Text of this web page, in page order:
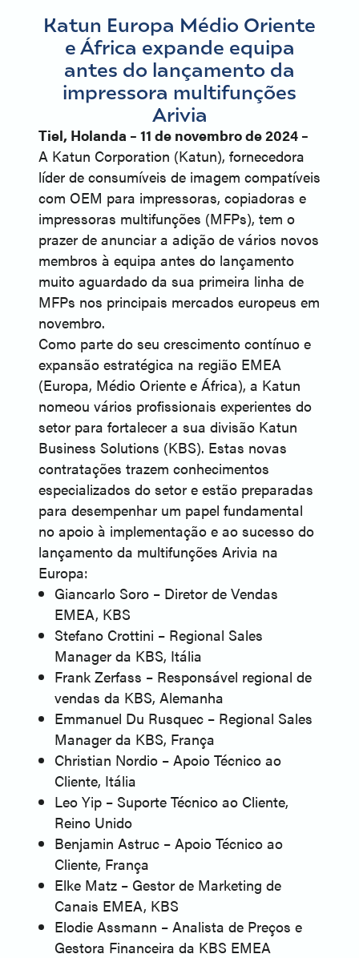
Katun Europa Médio Oriente
e África expande equipa
antes do lançamento da
impressora multifunções
Arivia
Tiel, Holanda – 11 de novembro de 2024 –
A Katun Corporation (Katun), fornecedora
líder de consumíveis de imagem compatíveis
com OEM para impressoras, copiadoras e
impressoras multifunções (MFPs), tem o
prazer de anunciar a adição de vários novos
membros à equipa antes do lançamento
muito aguardado da sua primeira linha de
MFPs nos principais mercados europeus em
novembro.
Como parte do seu crescimento contínuo e
expansão estratégica na região EMEA
(Europa, Médio Oriente e África), a Katun
nomeou vários profissionais experientes do
setor para fortalecer a sua divisão Katun
Business Solutions (KBS). Estas novas
contratações trazem conhecimentos
especializados do setor e estão preparadas
para desempenhar um papel fundamental
no apoio à implementação e ao sucesso do
lançamento da multifunções Arivia na
Europa:
Giancarlo Soro – Diretor de Vendas
EMEA, KBS
Stefano Crottini – Regional Sales
Manager da KBS, Itália
Frank Zerfass – Responsável regional de
vendas da KBS, Alemanha
Emmanuel Du Rusquec – Regional Sales
Manager da KBS, França
Christian Nordio – Apoio Técnico ao
Cliente, Itália
Leo Yip – Suporte Técnico ao Cliente,
Reino Unido
Benjamin Astruc – Apoio Técnico ao
Cliente, França
Elke Matz – Gestor de Marketing de
Canais EMEA, KBS
Elodie Assmann – Analista de Preços e
Gestora Financeira da KBS EMEA